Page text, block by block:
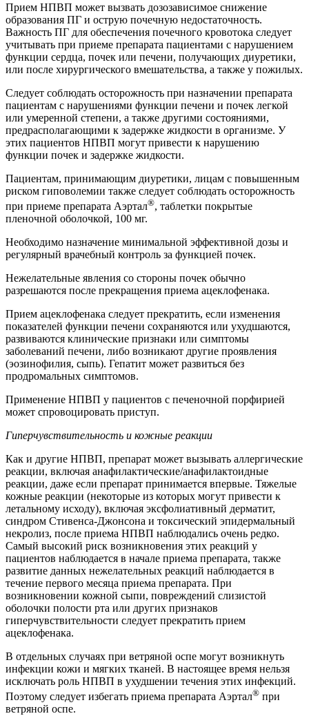
Прием НПВП может вызвать дозозависимое снижение
образования ПГ и острую почечную недостаточность.
Важность ПГ для обеспечения почечного кровотока следует
учитывать при приеме препарата пациентами с нарушением
функции сердца, почек или печени, получающих диуретики,
или после хирургического вмешательства, а также у пожилых.
Следует соблюдать осторожность при назначении препарата
пациентам с нарушениями функции печени и почек легкой
или умеренной степени, а также другими состояниями,
предрасполагающими к задержке жидкости в организме. У
этих пациентов НПВП могут привести к нарушению
функции почек и задержке жидкости.
Пациентам, принимающим диуретики, лицам с повышенным
риском гиповолемии также следует соблюдать осторожность
при приеме препарата Аэртал®, таблетки покрытые
пленочной оболочкой, 100 мг.
Необходимо назначение минимальной эффективной дозы и
регулярный врачебный контроль за функцией почек.
Нежелательные явления со стороны почек обычно
разрешаются после прекращения приема ацеклофенака.
Прием ацеклофенака следует прекратить, если изменения
показателей функции печени сохраняются или ухудшаются,
развиваются клинические признаки или симптомы
заболеваний печени, либо возникают другие проявления
(эозинофилия, сыпь). Гепатит может развиться без
продромальных симптомов.
Применение НПВП у пациентов с печеночной порфирией
может спровоцировать приступ.
Гиперчувствительность и кожные реакции
Как и другие НПВП, препарат может вызывать аллергические
реакции, включая анафилактические/анафилактоидные
реакции, даже если препарат принимается впервые. Тяжелые
кожные реакции (некоторые из которых могут привести к
летальному исходу), включая эксфолиативный дерматит,
синдром Стивенса-Джонсона и токсический эпидермальный
некролиз, после приема НПВП наблюдались очень редко.
Самый высокий риск возникновения этих реакций у
пациентов наблюдается в начале приема препарата, также
развитие данных нежелательных реакций наблюдается в
течение первого месяца приема препарата. При
возникновении кожной сыпи, повреждений слизистой
оболочки полости рта или других признаков
гиперчувствительности следует прекратить прием
ацеклофенака.
В отдельных случаях при ветряной оспе могут возникнуть
инфекции кожи и мягких тканей. В настоящее время нельзя
исключать роль НПВП в ухудшении течения этих инфекций.
Поэтому следует избегать приема препарата Аэртал® при
ветряной оспе.